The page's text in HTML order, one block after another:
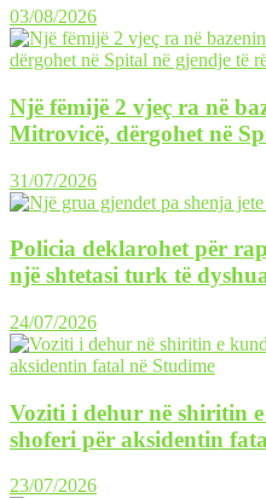
03/08/2026
Një fëmijë 2 vjeç ra në
Mitrovicë, dërgohet në
31/07/2026
Policia deklarohet për
një shtetasi turk të
24/07/2026
Voziti i dehur në shiritin
shoferi për aksidentin
23/07/2026